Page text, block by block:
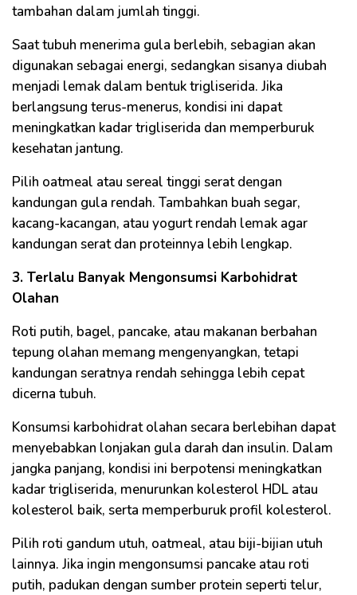
tambahan dalam jumlah tinggi.
Saat tubuh menerima gula berlebih, sebagian akan
digunakan sebagai energi, sedangkan sisanya diubah
menjadi lemak dalam bentuk trigliserida. Jika
berlangsung terus-menerus, kondisi ini dapat
meningkatkan kadar trigliserida dan memperburuk
kesehatan jantung.
Pilih oatmeal atau sereal tinggi serat dengan
kandungan gula rendah. Tambahkan buah segar,
kacang-kacangan, atau yogurt rendah lemak agar
kandungan serat dan proteinnya lebih lengkap.
3. Terlalu Banyak Mengonsumsi Karbohidrat
Olahan
Roti putih, bagel, pancake, atau makanan berbahan
tepung olahan memang mengenyangkan, tetapi
kandungan seratnya rendah sehingga lebih cepat
dicerna tubuh.
Konsumsi karbohidrat olahan secara berlebihan dapat
menyebabkan lonjakan gula darah dan insulin. Dalam
jangka panjang, kondisi ini berpotensi meningkatkan
kadar trigliserida, menurunkan kolesterol HDL atau
kolesterol baik, serta memperburuk profil kolesterol.
Pilih roti gandum utuh, oatmeal, atau biji-bijian utuh
lainnya. Jika ingin mengonsumsi pancake atau roti
putih, padukan dengan sumber protein seperti telur,